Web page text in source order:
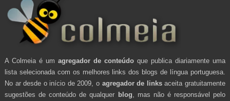
A Colmeia é um agregador de conteúdo que publica diariamente uma
lista selecionada com os melhores links dos blogs de língua portuguesa.
No ar desde o início de 2009, o agregador de linksaceita gratuitamente
sugestões de conteúdo de qualquer blog , mas não é responsável pelo